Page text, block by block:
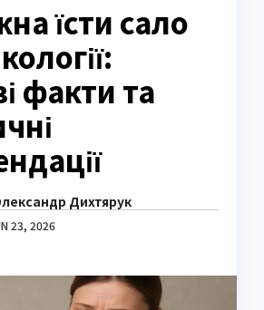
їсти сало
факти та
Дихтярук
23, 2026